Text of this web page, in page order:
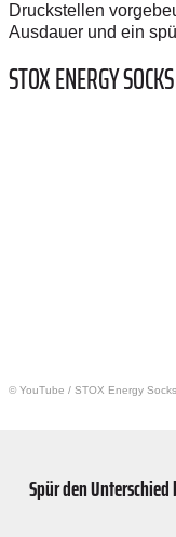
Druckstellen
Ausdauer und ein
STOX ENERGY
© YouTube / STOX Energy Socks
Spür den